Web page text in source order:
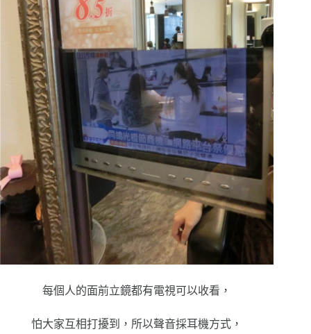
每個人的面前立鏡都有電視可以收看，
怕大家互相打擾到，所以聲音採耳機方式，